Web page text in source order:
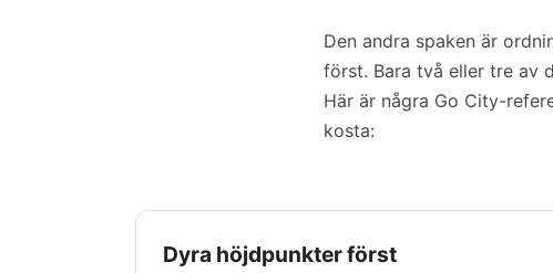
Den andra spaken är
först. Bara två eller tre av
Här är några Go City-
kosta:
Dyra höjdpunkter först